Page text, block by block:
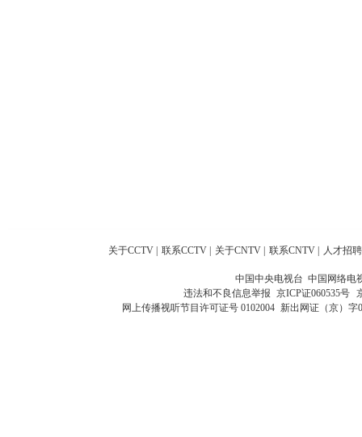
关于CCTV 联系CCTV 关于CNTV 联系CNTV 人才招聘
中国中央电视台 中国网络电
违法和不良信息举报 京ICP证060535号
网上传播视听节目许可证号 0102004 新出网证（京）